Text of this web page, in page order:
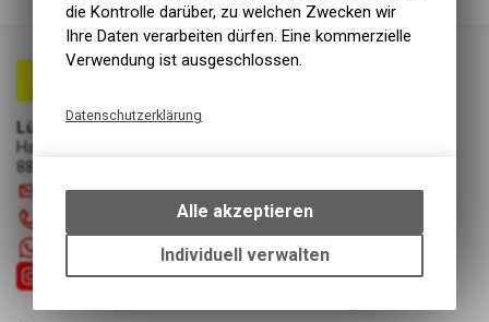
Lüscher Motor- & Bike World
Hauptstrasse 29a
8867 Niederurnen
info@luscherag.ch
die Kontrolle darüber, zu welchen Zwecken wir
Ihre Daten verarbeiten dürfen. Eine kommerzielle
Verwendung ist ausgeschlossen.
Datenschutzerklärung
bestimmte Interaktionen und
Einstellungen auf Ihrem Gerät,
um die grundlegenden
Funktionen unseres Online-
Alle akzeptieren
Individuell verwalten